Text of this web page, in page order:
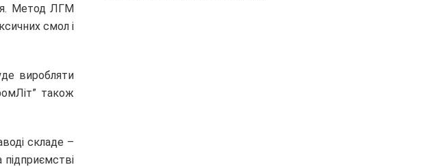
Метод ЛГМ
смол і
виробляти
також
складе –
підприємстві